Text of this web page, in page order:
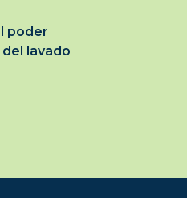
poder
lavado